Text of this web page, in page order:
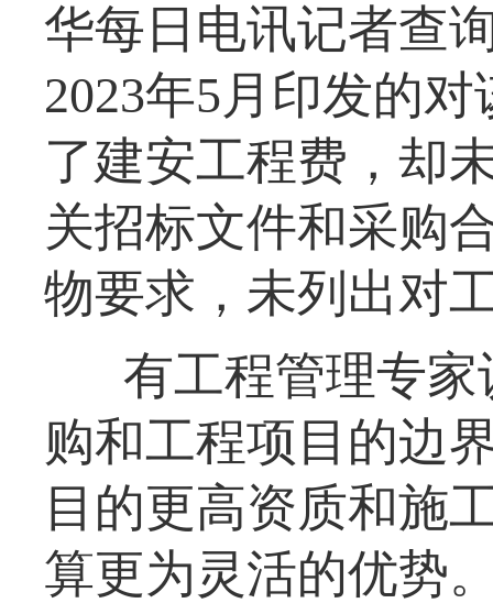
华每日电讯记者查
2023年5月印发的
了建安工程费，却
关招标文件和采购
物要求，未列出对
有工程管理专
购和工程项目的边
目的更高资质和施
算更为灵活的优势